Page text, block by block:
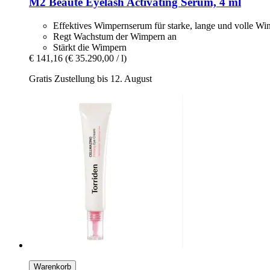
Effektives Wimpernserum für starke, lange und volle
Regt Wachstum der Wimpern an
Stärkt die Wimpern
€ 141,16 (€ 35.290,00 / l)
Gratis Zustellung bis 12. August
Warenkorb